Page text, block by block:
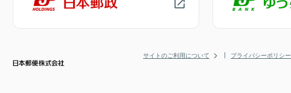
サイトのご利用について プライバシーポリシー